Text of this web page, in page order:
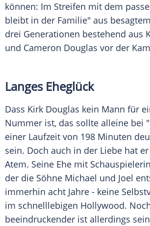
können: Im Streifen mit dem
bleibt in der Familie" aus
drei Generationen bestehend aus
und Cameron Douglas vor der
Langes Eheglück
Dass Kirk Douglas kein Mann für
Nummer ist, das sollte alleine bei
einer Laufzeit von 198 Minuten
sein. Doch auch in der Liebe hat
Atem. Seine Ehe mit
der die Söhne Michael und Joel
immerhin acht Jahre - keine
im schnelllebigen Hollywood.
beeindruckender ist allerdings